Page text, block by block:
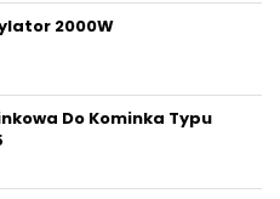
2000W
Do Kominka Typu